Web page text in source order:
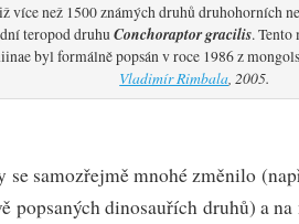
více než 1500 známých druhů druhohorních
teropod druhuConchoraptor gracilis. Tento
byl formálně popsán v roce 1986 z
Vladimír Rimbala , 2005.
se samozřejmě mnohé změnilo
popsaných dinosauřích druhů) a